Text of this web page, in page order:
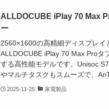
ALLDOCUBE iPlay 70 Max
ー
2560×1600の高精細ディスプレ
ALLDOCUBE iPlay 70 Max Proタ
する高性能モデルです。Unisoc
やマルチタスクもスムーズで、
2025-11-25 家電製品